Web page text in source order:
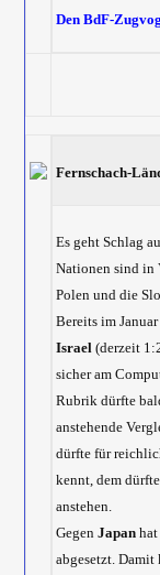
Den BdF-
Fernschach-
Es geht Schlag
Nationen sind in
Polen und die
Bereits im
Israel(derzeit
sicher am
Rubrik dürfte
anstehende
dürfte für
kennt, dem
anstehen.
GegenJapan
abgesetzt.